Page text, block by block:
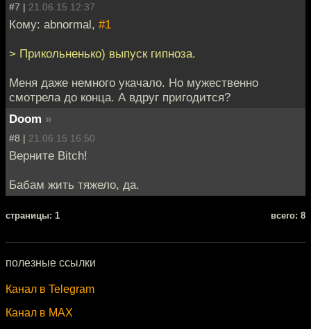
#7 | 21.06.15 12:37
Кому: abnormal, #1
> Прикольненько) выпуск гипноза.
Меня даже немного укачало. Но мужественно
смотрела до конца. А вдруг пригодится?
Doom »
#8 | 21.06.15 16:50
Верните Bitch!
Бабам жить тяжело, да.
cтраницы: 1 всего: 8
полезные ссылки
Канал в Telegram
Канал в MAX